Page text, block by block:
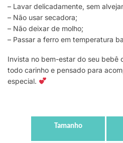
– Lavar delicadamente, sem
– Não usar secadora;
– Não deixar de molho;
– Passar a ferro em temperatura
Invista no bem-estar do seu bebê
todo carinho e pensado para
especial.
Tamanho